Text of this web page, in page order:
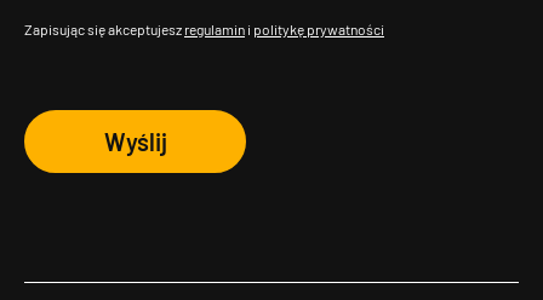
Zapisując się akceptujesz regulamin i politykę prywatności
Wyślij